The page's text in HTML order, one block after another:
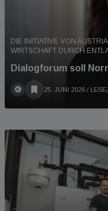
DIE INITIATIVE VON
WIRTSCHAFT DURCH
Dialogforum soll
25. JUNI 2026 /